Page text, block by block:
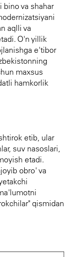
bino va shahar
aqlli va
O'n yillik
e'tibor
maxsus
hamkorlik
etib, ular
suv nasoslari,
etadi.
obro' va
qismidan